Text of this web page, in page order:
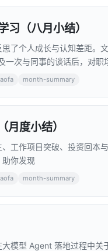
（八月小结）
了个人成长与认知差距。
一次与同事的谈话后，对
month-summary
度小结）
工作项目突破、投资回本
助你发现
month-summary
模型 Agent 落地过程中关